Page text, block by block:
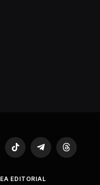
TikTok TelegramThreads
EDITORIAL